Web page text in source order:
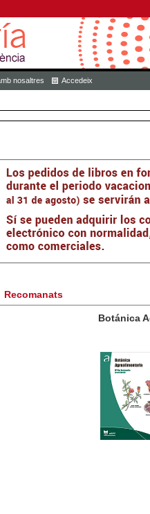
nosaltres Accedeix
Recomanats
Botánica Agroalimentaria
IVA